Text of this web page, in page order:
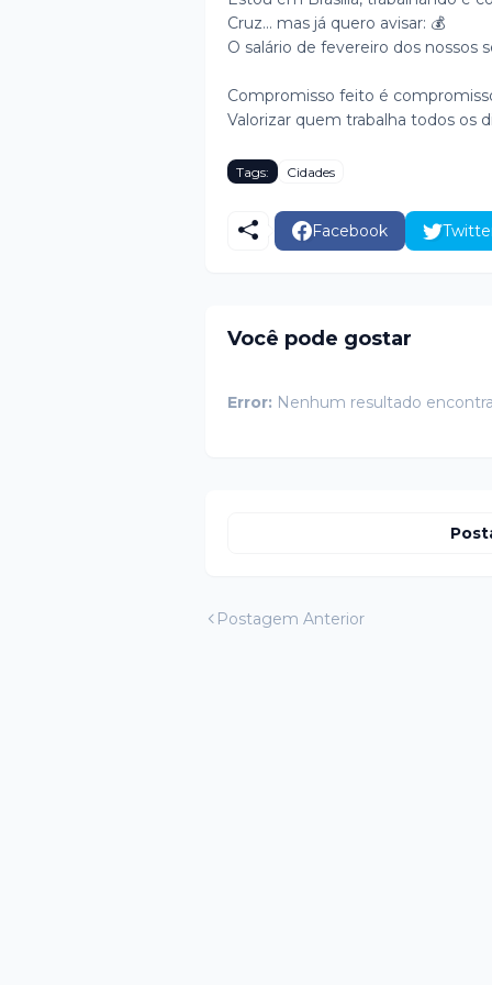
Cruz… mas já quero avisar: 💰
O salário de fevereiro dos nossos
Compromisso feito é
Valorizar quem trabalha todos os
Tags: Cidades
Facebook
Você pode gostar
Error: Nenhum resultado
Postagem Anterior